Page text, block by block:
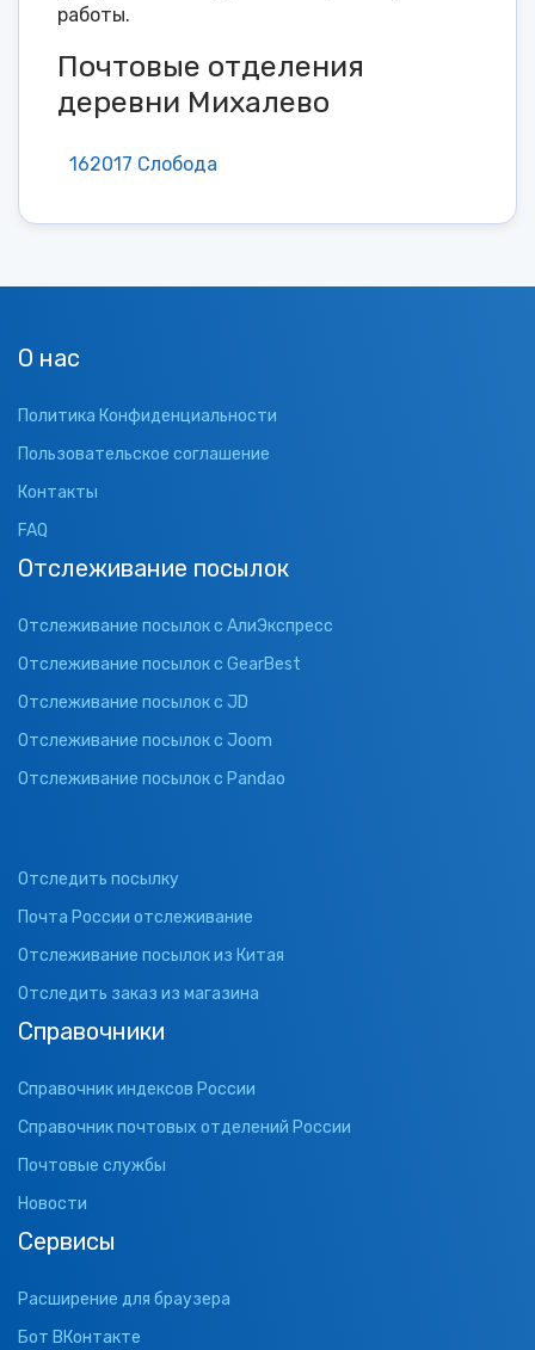
работы.
Почтовые отделения
деревни Михалево
162017 Слобода
О нас
Политика Конфиденциальности
Пользовательское соглашение
Контакты
FAQ
Отслеживание посылок
Отслеживание посылок с АлиЭкспресс
Отслеживание посылок с GearBest
Отслеживание посылок с JD
Отслеживание посылок с Joom
Отслеживание посылок с Pandao
Отследить посылку
Почта России отслеживание
Отслеживание посылок из Китая
Отследить заказ из магазина
Справочники
Справочник индексов России
Справочник почтовых отделений России
Почтовые службы
Новости
Сервисы
Расширение для браузера
Бот ВКонтакте